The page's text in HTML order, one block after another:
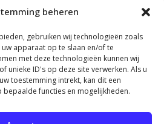
beheren
gebruiken wij technologieën zoals
apparaat op te slaan en/of te
met deze technologieën kunnen wij
unieke ID's op deze site verwerken. Als u
toestemming intrekt, kan dit een
functies en mogelijkheden.
een nieuw jaar is het een
specifiek bij je
Veel mensen weten
hoeveel behandelingen zij
hun aanvullende
Door hier nu alvast